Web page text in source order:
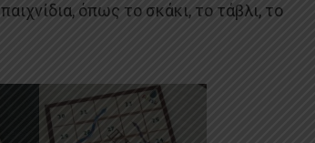
όπως το σκάκι, το τάβλι, το